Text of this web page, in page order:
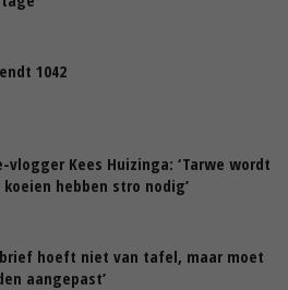
1042
vlogger Kees Huizinga: ‘Tarwe wordt
hebben stro nodig’
hoeft niet van tafel, maar moet
aangepast’